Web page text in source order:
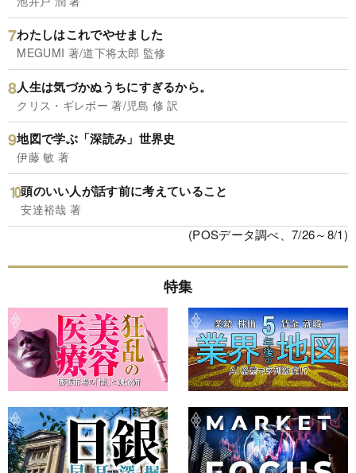
わたしはこれでやせました
MEGUMI 著/道下将太郎 監修
人生は気づかぬうちにすぎるから。
クリス・ギレボー 著/児島 修 訳
地図で学ぶ「深読み」世界史
伊藤 敏 著
頭のいい人が話す前に考えていること
安達裕哉 著
(POSデータ調べ、7/26～8/1)
特集